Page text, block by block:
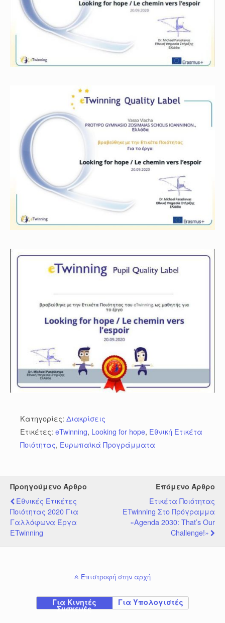
Κατηγορίες: Διακρίσεις
Ετικέτες: eTwinning, Looking for hope, Εθνική Ετικέτα
Ποιότητας, Ευρωπαϊκά Προγράμματα
Προηγούμενο Άρθρο
Εθνικές Ετικέτες
Ποιότητας 2020 Για
Γαλλόφωνα Έργα
ETwinning
Επόμενο Άρθρο
Ετικέτα Ποιότητας
ETwinning Στο Πρόγραμμα
«Agenda 2030: That’s Our
Challenge!»
Επιστροφή στην αρχή
Για Κινητές
Συσκευές
Για Υπολογιστές